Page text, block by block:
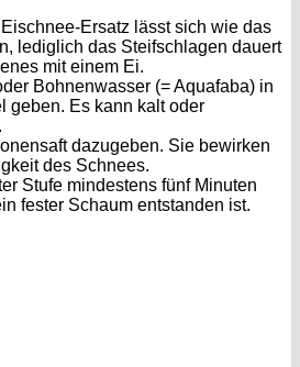
Ersatz lässt sich wie das
lediglich das Steifschlagen dauert
mit einem Ei.
Bohnenwasser (= Aquafaba) in
geben. Es kann kalt oder
dazugeben. Sie bewirken
des Schnees.
Stufe mindestens fünf Minuten
fester Schaum entstanden ist.